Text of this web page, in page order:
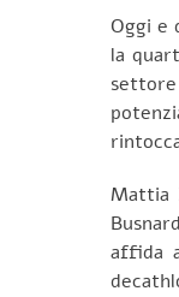
Oggi e
la
Mattia
affida